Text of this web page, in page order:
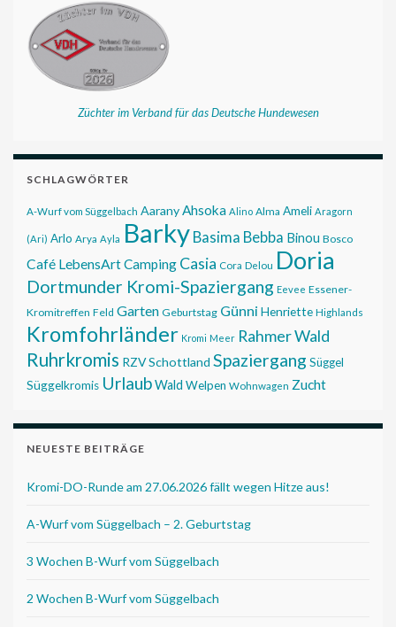
Züchter im Verband für das Deutsche Hundewesen
SCHLAGWÖRTER
A-Wurf vom Süggelbach AaranyAhsoka Alino Alma Ameli Aragorn
(Ari) Arlo Arya Ayla BarkyBasima Bebba Binou Bosco
Café LebensArtCamping Casia Cora Delou Doria
Dortmunder Kromi-Spaziergang Eevee Essener-
Kromitreffen Feld Garten Geburtstag Günni Henriette Highlands
Kromfohrländer Kromi Meer Rahmer Wald
Ruhrkromis RZVSchottland Spaziergang Süggel
Süggelkromis UrlaubWald Welpen Wohnwagen Zucht
NEUESTE BEITRÄGE
Kromi-DO-Runde am 27.06.2026 fällt wegen Hitze aus!
A-Wurf vom Süggelbach – 2. Geburtstag
3 Wochen B-Wurf vom Süggelbach
2 Wochen B-Wurf vom Süggelbach